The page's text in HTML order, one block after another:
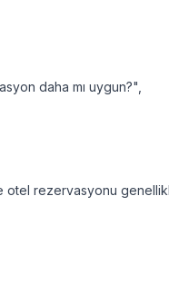
daha mı uygun?",
otel rezervasyonu